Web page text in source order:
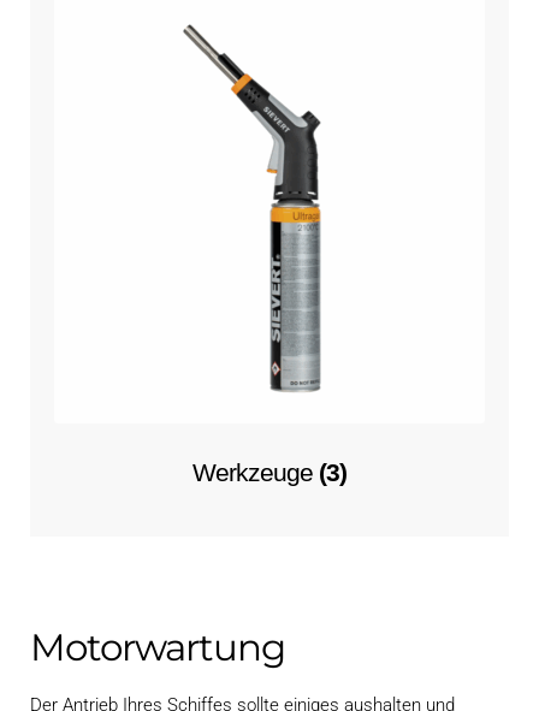
Werkzeuge (3)
Motorwartung
Der Antrieb Ihres Schiffes sollte einiges aushalten und